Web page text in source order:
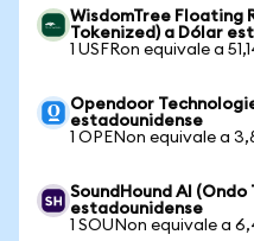
WisdomTree Floating
Tokenized) a Dólar
1 USFRon equivale a
Opendoor
estadounidense
1 OPENon equivale a
SoundHound AI
estadounidense
1 SOUNon equivale a